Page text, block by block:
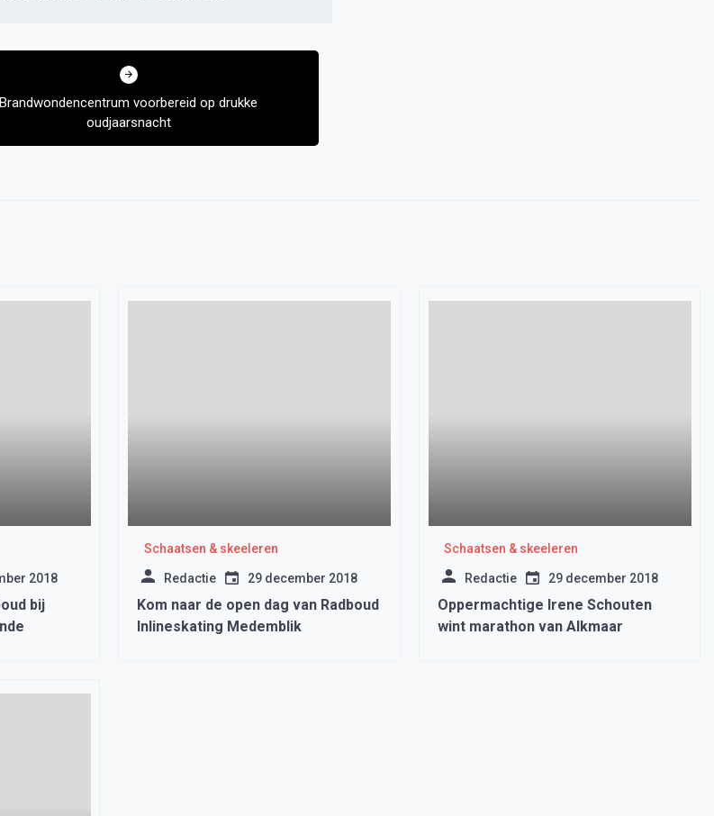
Brandwondencentrum voorbereid op drukke
oudjaarsnacht
2018
bij
Schaatsen & skeeleren
Redactie 29 december 2018
Kom naar de open dag van Radboud
Inlineskating Medemblik
Schaatsen & skeeleren
Redactie 29 december 2018
Oppermachtige Irene Schouten
wint marathon van Alkmaar